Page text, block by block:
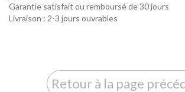
Garantie satisfait ou remboursé de 30 jours
Livraison : 2-3 jours ouvrables
Retour à la page